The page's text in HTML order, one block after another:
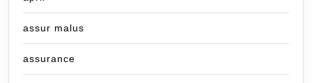
assur malus
assurance